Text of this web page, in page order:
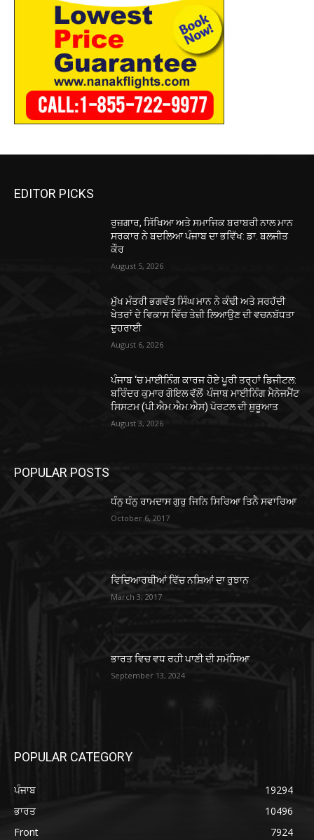
EDITOR PICKS
ਰੁਜ਼ਗਾਰ, ਸਿੱਖਿਆ ਅਤੇ ਸਮਾਜਿਕ ਬਰਾਬਰੀ ਨਾਲ ਮਾਨ
ਸਰਕਾਰ ਨੇ ਬਦਲਿਆ ਪੰਜਾਬ ਦਾ ਭਵਿੱਖ: ਡਾ. ਬਲਜੀਤ
ਕੌਰ
August 5, 2026
ਮੁੱਖ ਮੰਤਰੀ ਭਗਵੰਤ ਸਿੰਘ ਮਾਨ ਨੇ ਕੰਢੀ ਅਤੇ ਸਰਹੱਦੀ
ਖੇਤਰਾਂ ਦੇ ਵਿਕਾਸ ਵਿੱਚ ਤੇਜ਼ੀ ਲਿਆਉਣ ਦੀ ਵਚਨਬੱਧਤਾ
ਦੁਹਰਾਈ
August 6, 2026
ਪੰਜਾਬ ‘ਚ ਮਾਈਨਿੰਗ ਕਾਰਜ ਹੋਏ ਪੂਰੀ ਤਰ੍ਹਾਂ ਡਿਜੀਟਲ:
ਬਰਿੰਦਰ ਕੁਮਾਰ ਗੋਇਲ ਵੱਲੋਂ ਪੰਜਾਬ ਮਾਈਨਿੰਗ ਮੈਨੇਜਮੈਂਟ
ਸਿਸਟਮ (ਪੀ.ਐਮ.ਐਮ.ਐਸ) ਪੋਰਟਲ ਦੀ ਸ਼ੁਰੂਆਤ
August 3, 2026
POPULAR POSTS
ਧੰਨੁ ਧੰਨੁ ਰਾਮਦਾਸ ਗੁਰੁ ਜਿਨਿ ਸਿਰਿਆ ਤਿਨੈ ਸਵਾਰਿਆ
October 6, 2017
ਵਿਦਿਆਰਥੀਆਂ ਵਿੱਚ ਨਸ਼ਿਆਂ ਦਾ ਰੁਝਾਨ
March 3, 2017
ਭਾਰਤ ਵਿਚ ਵਧ ਰਹੀ ਪਾਣੀ ਦੀ ਸਮੱਸਿਆ
September 13, 2024
POPULAR CATEGORY
ਪੰਜਾਬ
19294
ਭਾਰਤ
10496
Front
7924